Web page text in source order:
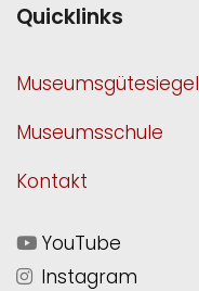
Quicklinks
Museumsgütesiegel
Museumsschule
Kontakt
YouTube
Instagram